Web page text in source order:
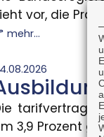
vor, die
mehr...
3,9 Prozent
Lage
kleiner und